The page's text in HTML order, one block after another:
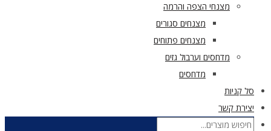
מצנחי הצפה והרמה
מצנחים סגורים
מצנחים פתוחים
מדחסים וערבול גזים
מדחסים
סל קניות
יצירת קשר
Products